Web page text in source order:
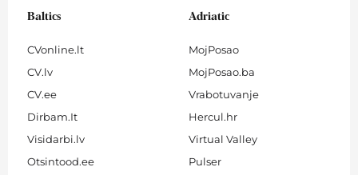
Baltics
CVonline.lt
CV.lv
CV.ee
Dirbam.It
Visidarbi.lv
Otsintood.ee
Adriatic
MojPosao
MojPosao.ba
Vrabotuvanje
Hercul.hr
Virtual Valley
Pulser